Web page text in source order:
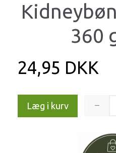
360
24,95 DKK
Læg i kurv